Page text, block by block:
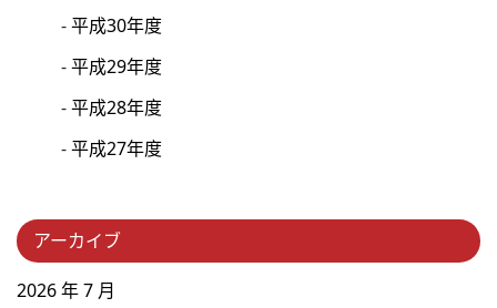
平成30年度
平成29年度
平成28年度
平成27年度
アーカイブ
2026 年 7 月